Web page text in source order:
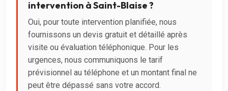
intervention à Saint-Blaise ?
Oui, pour toute intervention planifiée, nous
fournissons un devis gratuit et détaillé après
visite ou évaluation téléphonique. Pour les
urgences, nous communiquons le tarif
prévisionnel au téléphone et un montant final ne
peut être dépassé sans votre accord.